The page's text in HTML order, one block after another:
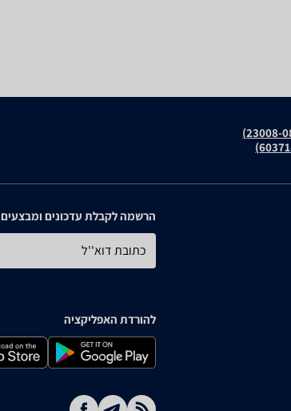
הרשמה לקבלת עדכונים ומבצעים
כתובת דוא''ל
להורדת האפליקציה